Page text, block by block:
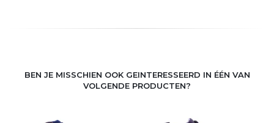
BEN JE MISSCHIEN OOK GEINTERESSEERD IN ÉÉN VAN
VOLGENDE PRODUCTEN?